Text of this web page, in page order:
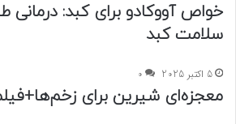
خواص آووکادو برای کبد: درمانی
سلامت کبد
5 اکتبر 2025 0
معجزه‌ای شیرین برای